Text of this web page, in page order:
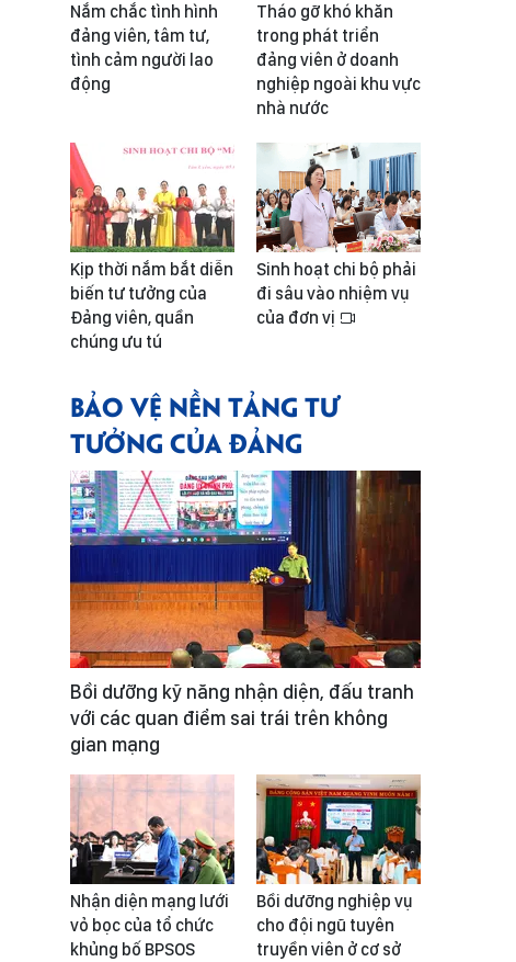
Nắm chắc tình hình
đảng viên, tâm tư,
tình cảm người lao
động
Tháo gỡ khó khăn
trong phát triển
đảng viên ở doanh
nghiệp ngoài khu vực
nhà nước
Kịp thời nắm bắt diễn
biến tư tưởng của
Đảng viên, quần
chúng ưu tú
Sinh hoạt chi bộ phải
đi sâu vào nhiệm vụ
của đơn vị
BẢO VỆ NỀN TẢNG TƯ
TƯỞNG CỦA ĐẢNG
Bồi dưỡng kỹ năng nhận diện, đấu tranh
với các quan điểm sai trái trên không
gian mạng
Nhận diện mạng lưới
vỏ bọc của tổ chức
khủng bố BPSOS
Bồi dưỡng nghiệp vụ
cho đội ngũ tuyên
truyền viên ở cơ sở